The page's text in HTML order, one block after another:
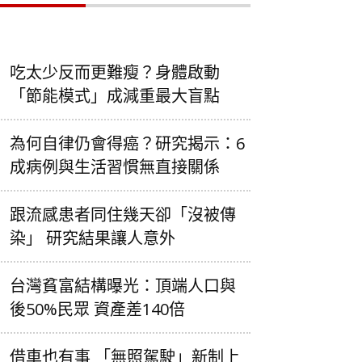
吃太少反而更難瘦？身體啟動
「節能模式」成減重最大盲點
為何自律仍會得癌？研究揭示：6
成病例與生活習慣無直接關係
跟流感患者同住幾天卻「沒被傳
染」 研究結果讓人意外
台灣貧富結構曝光：頂端人口與
後50%民眾 資產差140倍
借車也有事 「無照駕駛」新制上